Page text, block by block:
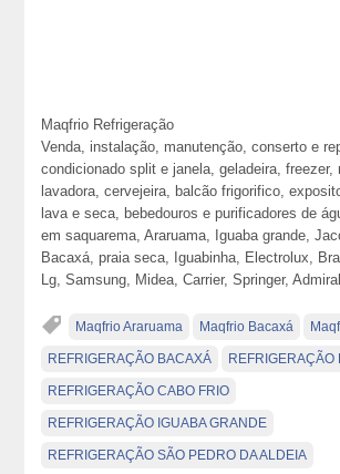
Maqfrio Refrigeração
Venda, instalação, manutenção, conserto e
condicionado split e janela, geladeira, freezer,
lavadora, cervejeira, balcão frigorifico,
lava e seca, bebedouros e purificadores de
em saquarema, Araruama, Iguaba grande,
Bacaxá, praia seca, Iguabinha, Electrolux,
Lg, Samsung, Midea, Carrier, Springer,
Maqfrio Araruama Maqfrio Bacaxá
REFRIGERAÇÃO BACAXÁ REFRIGERAÇÃO
REFRIGERAÇÃO CABO FRIO
REFRIGERAÇÃO IGUABA GRANDE
REFRIGERAÇÃO SÃO PEDRO DA ALDEIA